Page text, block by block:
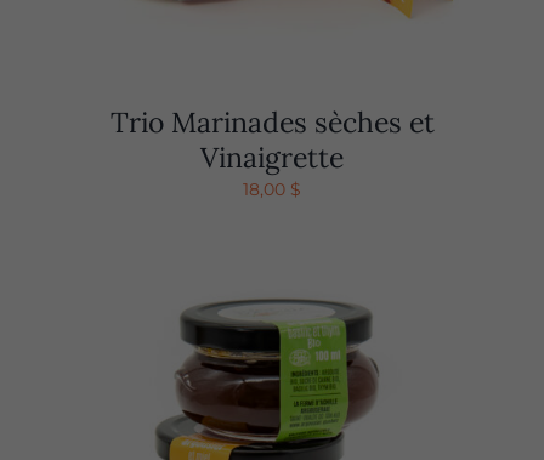
Trio Marinades sèches et
Vinaigrette
18,00 $